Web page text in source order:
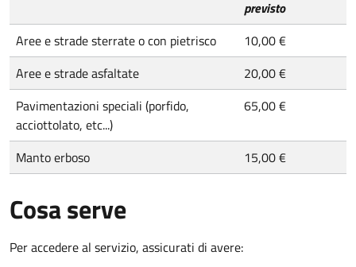
previsto
Aree e strade sterrate o con pietrisco
10,00 €
Aree e strade asfaltate
20,00 €
Pavimentazioni speciali (porfido,
acciottolato, etc...)
65,00 €
Manto erboso 15,00 €
Cosa serve
Per accedere al servizio, assicurati di avere: